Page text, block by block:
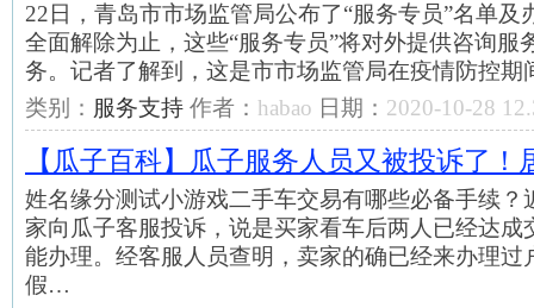
22日，青岛市市场监管局公布了“服务专员”名单及
全面解除为止，这些“服务专员”将对外提供咨询服
务。记者了解到，这是市市场监管局在疫情防控
类别： 服务支持 作者： habao 日期： 2020-10-28
【瓜子百科】瓜子服务人员又被投诉了
姓名缘分测试小游戏二手车交易有哪些必备手续？
家向瓜子客服投诉，说是买家看车后两人已经达成
能办理。经客服人员查明，卖家的确已经来办理过
假…